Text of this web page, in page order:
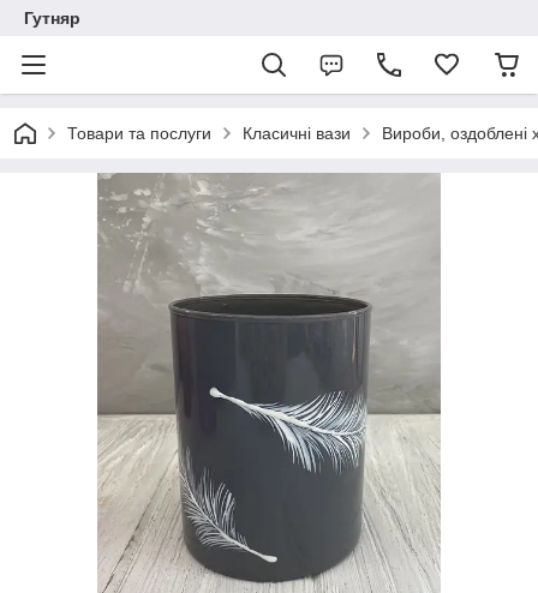
Гутняр
Товари та послуги Класичні вази Вироби, оздоблені